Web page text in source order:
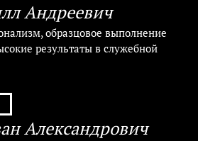
Андреевич
образцовое выполнение
результаты в служебной
Александрович